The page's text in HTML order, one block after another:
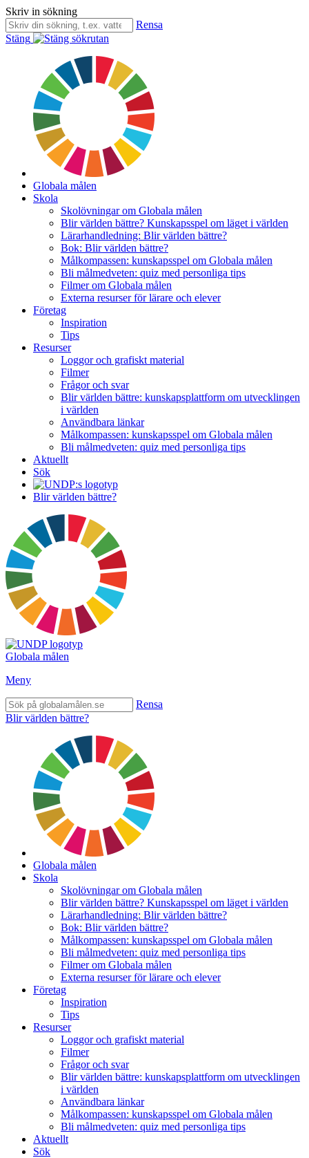
Skriv in sökning
Rensa
Stäng
Globala målen
Skola
Skolövningar om Globala målen
Blir världen bättre? Kunskapsspel om läget i världen
Lärarhandledning: Blir världen bättre?
Bok: Blir världen bättre?
Målkompassen: kunskapsspel om Globala målen
Bli målmedveten: quiz med personliga tips
Filmer om Globala målen
Externa resurser för lärare och elever
Företag
Inspiration
Tips
Resurser
Loggor och grafiskt material
Filmer
Frågor och svar
Blir världen bättre: kunskapsplattform om utvecklingen
i världen
Användbara länkar
Målkompassen: kunskapsspel om Globala målen
Bli målmedveten: quiz med personliga tips
Aktuellt
Sök
Blir världen bättre?
Globala målen
Meny
Rensa
Blir världen bättre?
Globala målen
Skola
Skolövningar om Globala målen
Blir världen bättre? Kunskapsspel om läget i världen
Lärarhandledning: Blir världen bättre?
Bok: Blir världen bättre?
Målkompassen: kunskapsspel om Globala målen
Bli målmedveten: quiz med personliga tips
Filmer om Globala målen
Externa resurser för lärare och elever
Företag
Inspiration
Tips
Resurser
Loggor och grafiskt material
Filmer
Frågor och svar
Blir världen bättre: kunskapsplattform om utvecklingen
i världen
Användbara länkar
Målkompassen: kunskapsspel om Globala målen
Bli målmedveten: quiz med personliga tips
Aktuellt
Sök